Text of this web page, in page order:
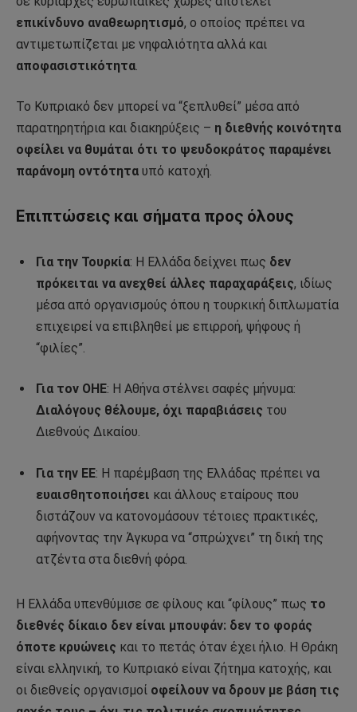
επικίνδυνο αναθεωρητισμό, ο οποίος πρέπει να
αντιμετωπίζεται με νηφαλιότητα αλλά και
αποφασιστικότητα.
Το Κυπριακό δεν μπορεί να “ξεπλυθεί” μέσα από
παρατηρητήρια και διακηρύξεις – η διεθνής κοινότητα
οφείλει να θυμάται ότι το ψευδοκράτος παραμένει
παράνομη οντότητα υπό κατοχή.
Επιπτώσεις και σήματα προς όλους
Για την Τουρκία: Η Ελλάδα δείχνει πως δεν
πρόκειται να ανεχθεί άλλες παραχαράξεις, ιδίως
μέσα από οργανισμούς όπου η τουρκική διπλωματία
επιχειρεί να επιβληθεί με επιρροή, ψήφους ή
“φιλίες”.
Για τον ΟΗΕ: Η Αθήνα στέλνει σαφές μήνυμα:
Διαλόγους θέλουμε, όχι παραβιάσεις του
Διεθνούς Δικαίου.
Για την ΕΕ: Η παρέμβαση της Ελλάδας πρέπει να
ευαισθητοποιήσει και άλλους εταίρους που
διστάζουν να κατονομάσουν τέτοιες πρακτικές,
αφήνοντας την Άγκυρα να “σπρώχνει” τη δική της
ατζέντα στα διεθνή φόρα.
Η Ελλάδα υπενθύμισε σε φίλους και “φίλους” πως το
διεθνές δίκαιο δεν είναι μπουφάν: δεν το φοράς
όποτε κρυώνεις και το πετάς όταν έχει ήλιο. Η Θράκη
είναι ελληνική, το Κυπριακό είναι ζήτημα κατοχής, και
οι διεθνείς οργανισμοί οφείλουν να δρουν με βάση τις